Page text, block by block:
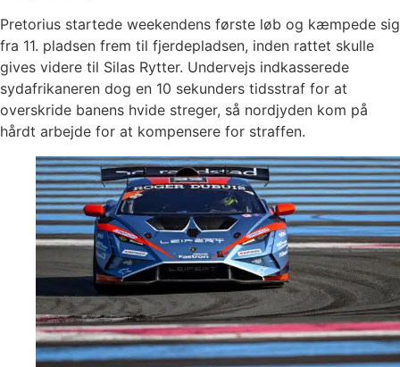
Pretorius startede weekendens første løb og kæmpede sig
fra 11. pladsen frem til fjerdepladsen, inden rattet skulle
gives videre til Silas Rytter. Undervejs indkasserede
sydafrikaneren dog en 10 sekunders tidsstraf for at
overskride banens hvide streger, så nordjyden kom på
hårdt arbejde for at kompensere for straffen.